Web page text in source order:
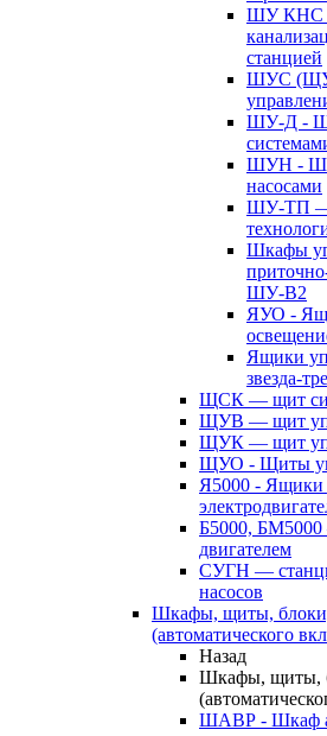
ШУ КНС
станцией
ШУС
ШУ-Д -
ШУН -
насосами
ШУ-ТП —
Шкафы
ШУ-В2
ЯУО -
Ящики
звезда-
ЩСК — щит
ЩУВ — щит
ЩУК — щит
ЩУО - Щиты
Я5000 - Ящики
Б5000, БМ5000
двигателем
СУГН —
насосов
Шкафы, щиты,
(автоматического
Назад
Шкафы, щиты,
ШАВР - Шкаф